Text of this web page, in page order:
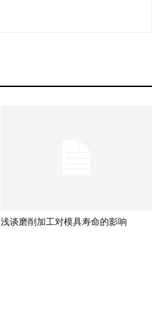
浅谈磨削加工对模具寿命的影响